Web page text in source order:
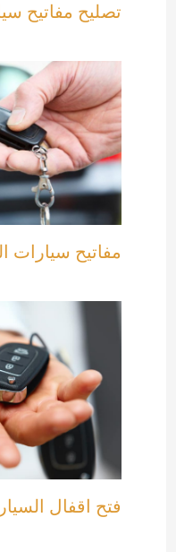
تصليح مفاتيح سيارات
مفاتيح سيارات الكويت
فتح اقفال السيارات